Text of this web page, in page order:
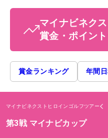
マイナビネク
賞金・ポイン
賞金ランキング 年間
マイナビネクストヒロインゴルフツアー
第3戦 マイナビカップ